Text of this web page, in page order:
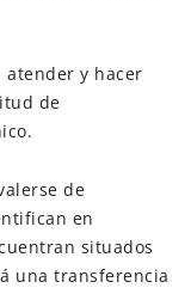
atender y hacer
de
de
en
situados
una transferencia